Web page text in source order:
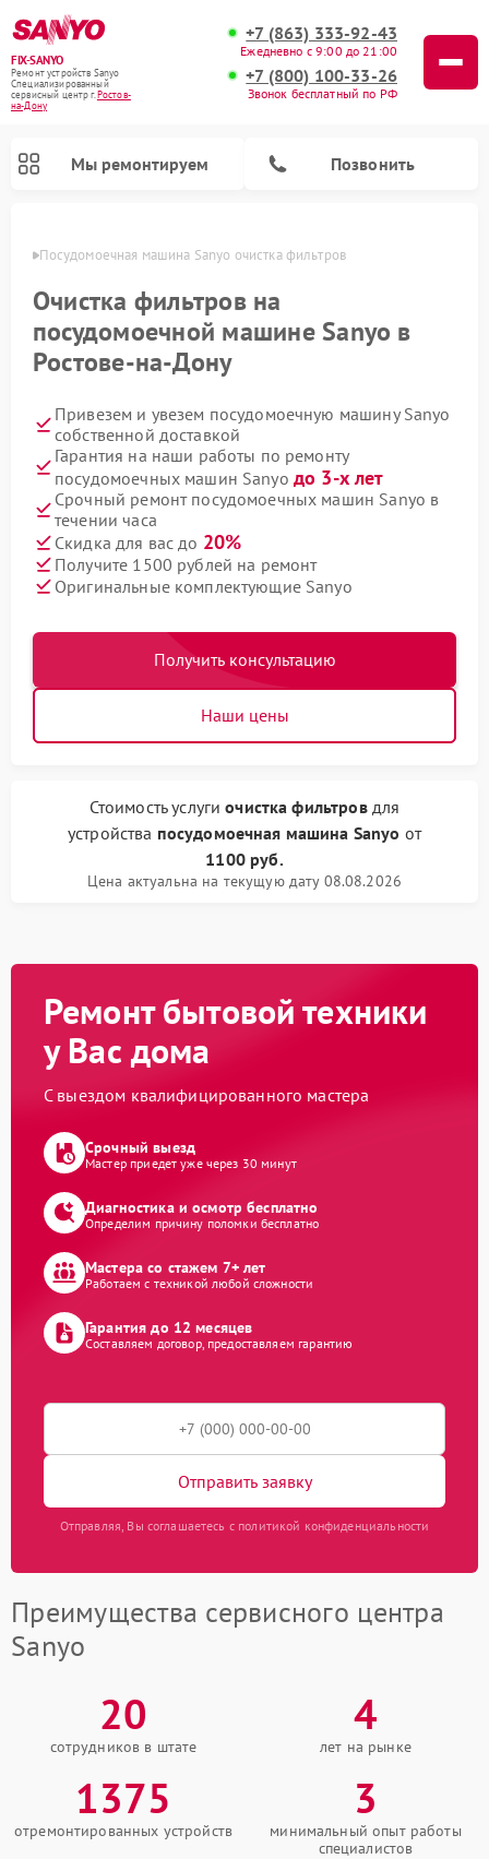
FIX-SANYO
Ремонт устройств Sanyo
Специализированный
cервисный центр г.Ростов-
на-Дону
+7 (863) 333-92-43
Ежедневно с 9:00 до 21:00
+7 (800) 100-33-26
Звонок бесплатный по РФ
Мы ремонтируем Позвонить
Посудомоечная машина Sanyo очистка фильтров
Очистка фильтров на
посудомоечной машине Sanyo в
Ростове-на-Дону
Привезем и увезем посудомоечную машину Sanyo
собственной доставкой
Гарантия на наши работы по ремонту
посудомоечных машин Sanyo до 3-х лет
Срочный ремонт посудомоечных машин Sanyo в
течении часа
Скидка для вас до 20%
Получите 1500 рублей на ремонт
Оригинальные комплектующие Sanyo
Получить консультацию
Наши цены
Стоимость услугиочистка фильтровдля
устройства посудомоечная машина Sanyo от
1100 руб.
Цена актуальна на текущую дату 08.08.2026
Ремонт бытовой техники
у Вас дома
С выездом квалифицированного мастера
Срочный выезд
Мастер приедет уже через 30 минут
Диагностика и осмотр бесплатно
Определим причину поломки бесплатно
Мастера со стажем 7+ лет
Работаем с техникой любой сложности
Гарантия до 12 месяцев
Составляем договор, предоставляем гарантию
Отправить заявку
Отправляя, Вы соглашаетесь с политикой конфиденциальности
Преимущества сервисного центра
Sanyo
20
сотрудников в штате
4
лет на рынке
1375
отремонтированных устройств
3
минимальный опыт работы
специалистов